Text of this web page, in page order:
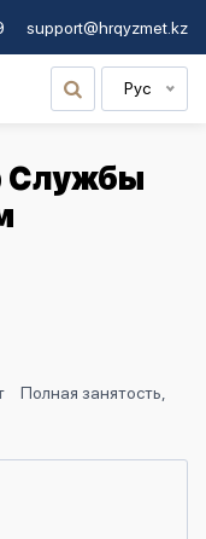
support@hrqyzmet.kz
Рус
Службы
Полная занятость,